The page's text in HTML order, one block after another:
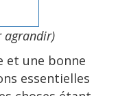
agrandir)
et une bonne
essentielles